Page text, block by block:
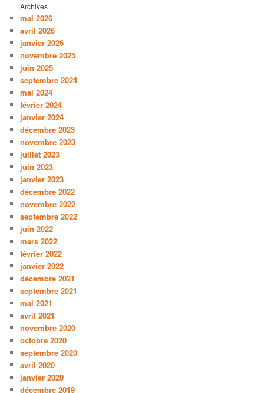
Archives
mai 2026
avril 2026
janvier 2026
novembre 2025
juin 2025
septembre 2024
mai 2024
février 2024
janvier 2024
décembre 2023
novembre 2023
juillet 2023
juin 2023
janvier 2023
décembre 2022
novembre 2022
septembre 2022
juin 2022
mars 2022
février 2022
janvier 2022
décembre 2021
septembre 2021
mai 2021
avril 2021
novembre 2020
octobre 2020
septembre 2020
avril 2020
janvier 2020
décembre 2019